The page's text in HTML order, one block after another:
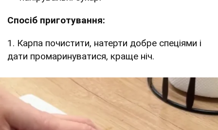
Спосіб приготування:
1. Карпа почистити, натерти добре спеціями і
дати промаринуватися, краще ніч.